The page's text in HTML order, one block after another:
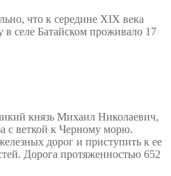
что к середине XIX века
в селе Батайском проживало 17
князь Михаил Николаевич,
с веткой к Черному морю.
дорог и приступить к ее
Дорога протяженностью 652